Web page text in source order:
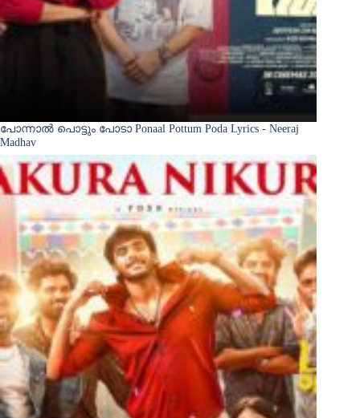
പോന്നാൽ പൊട്ടും പോടാ Ponaal Pottum Poda Lyrics - Neeraj
Madhav